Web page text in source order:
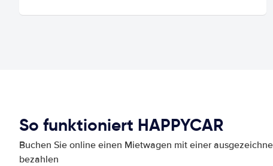
So funktioniert HAPPYCAR
Buchen Sie online einen Mietwagen mit einer
bezahlen